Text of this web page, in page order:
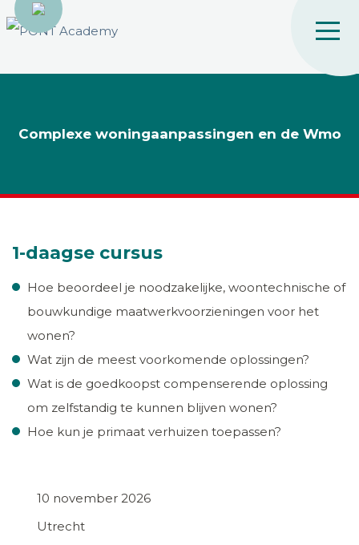
Complexe woningaanpassingen en de Wmo
1-daagse cursus
Hoe beoordeel je noodzakelijke, woontechnische of
bouwkundige maatwerkvoorzieningen voor het
wonen?
Wat zijn de meest voorkomende oplossingen?
Wat is de goedkoopst compenserende oplossing
om zelfstandig te kunnen blijven wonen?
Hoe kun je primaat verhuizen toepassen?
10 november 2026
Utrecht